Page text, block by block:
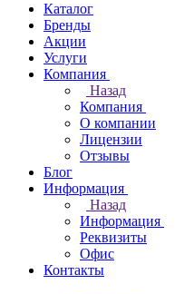
Каталог
Бренды
Акции
Услуги
Компания
Назад
Компания
О компании
Лицензии
Отзывы
Блог
Информация
Назад
Информация
Реквизиты
Офис
Контакты